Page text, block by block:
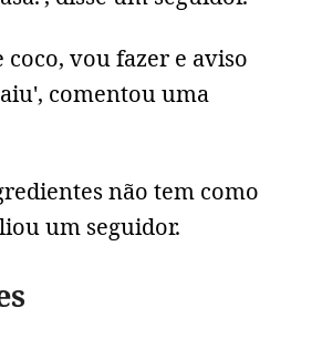
coco, vou fazer e aviso
comentou uma
não tem como
um seguidor.